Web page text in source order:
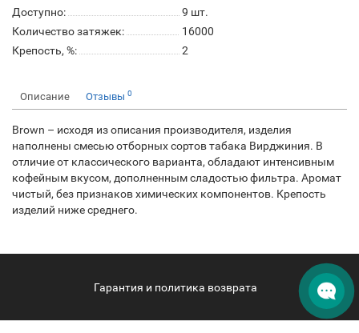
Доступно:
9 шт.
Количество затяжек:
16000
Крепость, %:
2
Описание Отзывы 0
Brown – исходя из описания производителя, изделия
наполнены смесью отборных сортов табака Вирджиния. В
отличие от классического варианта, обладают интенсивным
кофейным вкусом, дополненным сладостью фильтра. Аромат
чистый, без признаков химических компонентов. Крепость
изделий ниже среднего.
Гарантия и политика возврата